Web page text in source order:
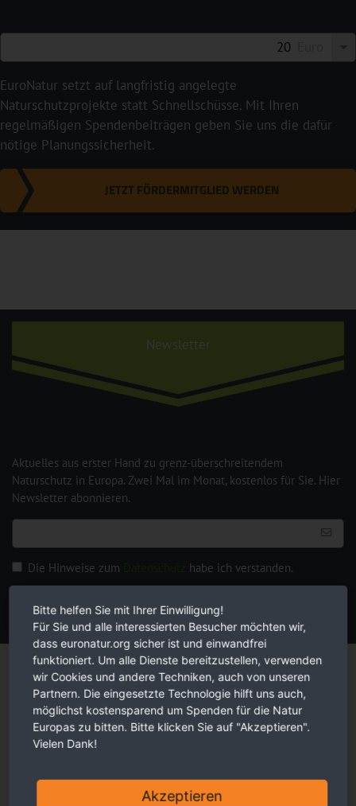
EuroNatur setzt auf langfristig angelegte
Naturschutzprojekte statt Schnellschüsse. Mit Ihren
regelmäßigen Spendenbeiträgen geben Sie uns die dafür
nötige Planungssicherheit.
JETZT FÖRDERMITGLIED WERDEN
Newsletter
Aktuelles aus erster Hand zu grenz-überschreitendem
Naturschutz in Europa. Zwei Mal im Monat, kostenlos für Sie. Hier
Newsletter abonnieren.
Die Hinweise zum habe ich verstanden.
JETZT ANMELDEN
Magazin
Bitte helfen Sie mit Ihrer Einwilligung!
Für Sie und alle interessierten Besucher möchten wir,
dass euronatur.org sicher ist und einwandfrei
funktioniert. Um alle Dienste bereitzustellen, verwenden
wir Cookies und andere Techniken, auch von unseren
Partnern. Die eingesetzte Technologie hilft uns auch,
möglichst kostensparend um Spenden für die Natur
Europas zu bitten. Bitte klicken Sie auf "Akzeptieren".
Vielen Dank!
Akzeptieren